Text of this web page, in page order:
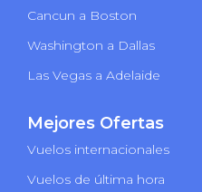
Cancun a Boston
Washington a Dallas
Las Vegas a Adelaide
Mejores Ofertas
Vuelos internacionales
Vuelos de última hora